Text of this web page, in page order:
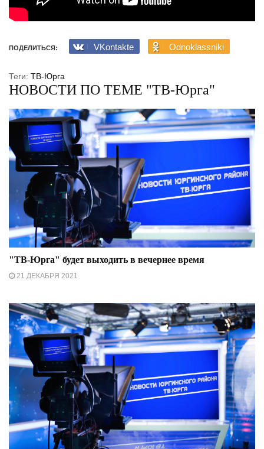
ПОДЕЛИТЬСЯ: VKontakte Odnoklassniki
Теги: ТВ-Юрга
НОВОСТИ ПО ТЕМЕ "ТВ-Юрга"
"ТВ-Юрга" будет выходить в вечернее время
21 ДЕКАБРЯ 2021